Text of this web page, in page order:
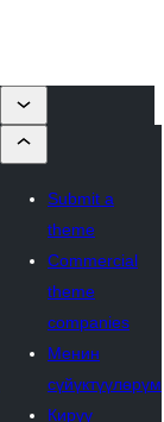
Submit a
theme
Commercial
theme
companies
Менин
сүйүктүүлөрүм
Кирүү